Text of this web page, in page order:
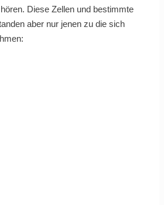
Diese Zellen und bestimmte
aber nur jenen zu die sich